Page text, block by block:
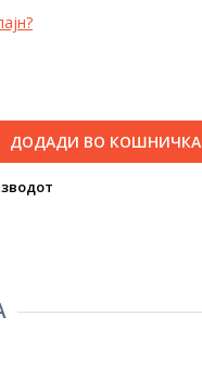
ДОДАДИ ВО КОШНИЧКА